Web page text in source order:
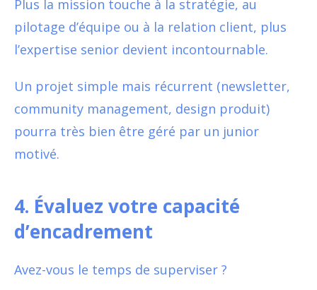
Plus la mission touche à la stratégie, au
pilotage d’équipe ou à la relation client, plus
l’expertise senior devient incontournable.
Un projet simple mais récurrent (newsletter,
community management, design produit)
pourra très bien être géré par un junior
motivé.
4. Évaluez votre capacité
d’encadrement
Avez-vous le temps de superviser ?